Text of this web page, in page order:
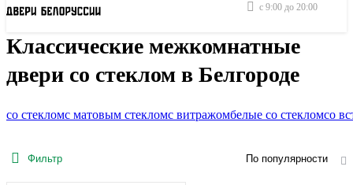
с 9:00 до 20:00
Классические межкомнатные
двери со стеклом в Белгороде
со стекломс матовым стекломс витражомбелые со стекломсо
Фильтр По популярности